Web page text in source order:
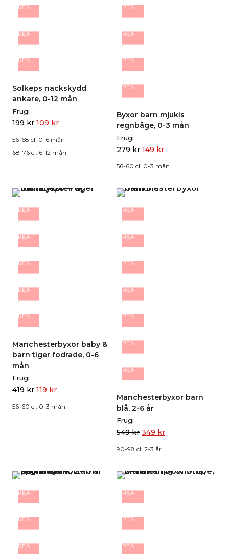
REA
REA
REA
Solkeps nackskydd
ankare, 0-12 mån
Frugi
199kr 109 kr
56-68 cl: 0-6 mån
68-76 cl: 6-12 mån
REA
REA
REA
REA
Byxor barn mjukis
regnbåge, 0-3 mån
Frugi
279kr 149 kr
56-60 cl: 0-3 mån
REA
REA
REA
REA
REA
Manchesterbyxor baby &
barn tiger fodrade, 0-6
mån
Frugi
419kr 119 kr
56-60 cl: 0-3 mån
REA
REA
REA
REA
REA
REA
REA
Manchesterbyxor barn
blå, 2-6 år
Frugi
549kr 349 kr
90-98 cl: 2-3 år
REA
REA
REA
REA
REA
REA